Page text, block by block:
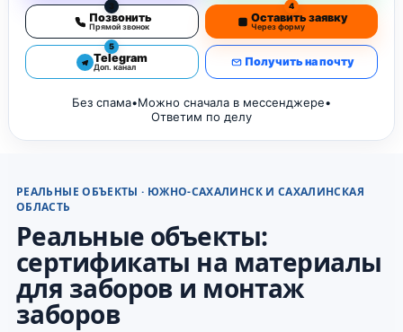
3
Позвонить
Прямой звонок
4
Оставить заявку
Через форму
5
Telegram
Доп. канал Получить на почту
Без спама•Можно сначала в мессенджере•
Ответим по делу
РЕАЛЬНЫЕ ОБЪЕКТЫ · ЮЖНО-САХАЛИНСК И САХАЛИНСКАЯ
ОБЛАСТЬ
Реальные объекты:
сертификаты на материалы
для заборов и монтаж
заборов